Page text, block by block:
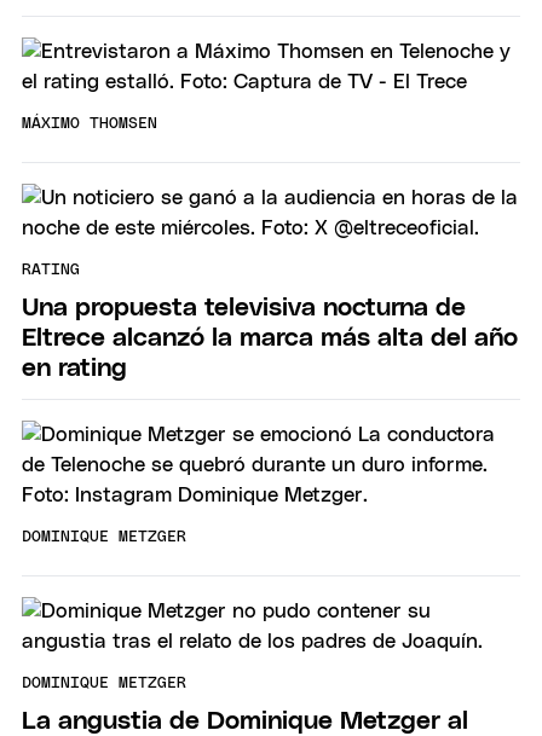
MÁXIMO THOMSEN
RATING
Una propuesta televisiva nocturna de
Eltrece alcanzó la marca más alta del año
en rating
DOMINIQUE METZGER
DOMINIQUE METZGER
La angustia de Dominique Metzger al